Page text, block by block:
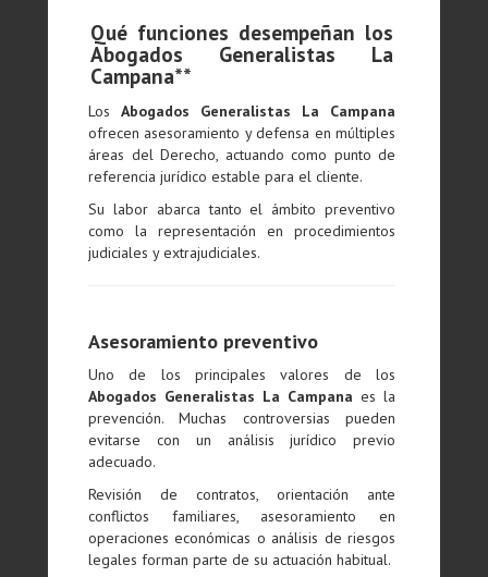
Qué funciones desempeñan los
Abogados Generalistas La
Campana**
LosAbogados Generalistas La Campana
ofrecen asesoramiento y defensa en múltiples
áreas del Derecho, actuando como punto de
referencia jurídico estable para el cliente.
Su labor abarca tanto el ámbito preventivo
como la representación en procedimientos
judiciales y extrajudiciales.
Asesoramiento preventivo
Uno de los principales valores de los
Abogados Generalistas La Campana es la
prevención. Muchas controversias pueden
evitarse con un análisis jurídico previo
adecuado.
Revisión de contratos, orientación ante
conflictos familiares, asesoramiento en
operaciones económicas o análisis de riesgos
legales forman parte de su actuación habitual.